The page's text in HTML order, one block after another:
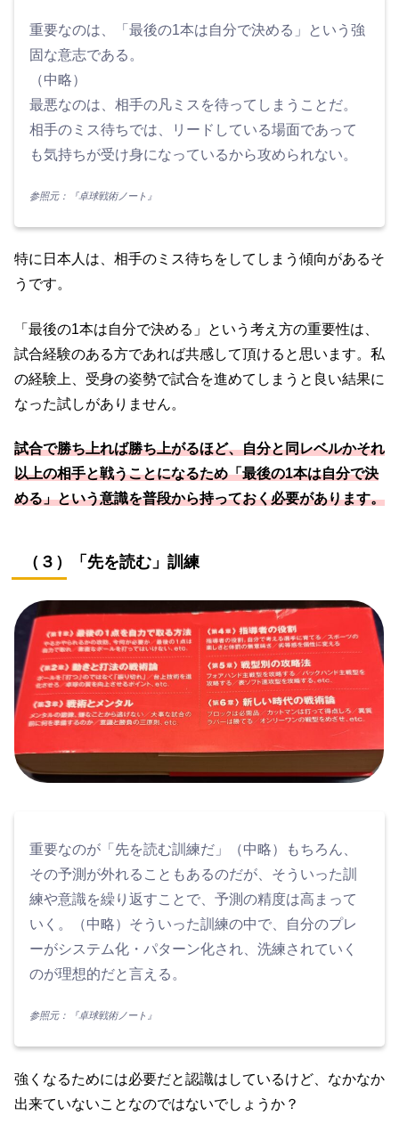
重要なのは、「最後の1本は自分で決める」という強
固な意志である。
（中略）
最悪なのは、相手の凡ミスを待ってしまうことだ。
相手のミス待ちでは、リードしている場面であって
も気持ちが受け身になっているから攻められない。
参照元：『卓球戦術ノート』
特に日本人は、相手のミス待ちをしてしまう傾向があるそ
うです。
「最後の1本は自分で決める」という考え方の重要性は、
試合経験のある方であれば共感して頂けると思います。私
の経験上、受身の姿勢で試合を進めてしまうと良い結果に
なった試しがありません。
試合で勝ち上れば勝ち上がるほど、自分と同レベルかそれ
以上の相手と戦うことになるため「最後の1本は自分で決
める」という意識を普段から持っておく必要があります。
（３）「先を読む」訓練
重要なのが「先を読む訓練だ」（中略）もちろん、
その予測が外れることもあるのだが、そういった訓
練や意識を繰り返すことで、予測の精度は高まって
いく。（中略）そういった訓練の中で、自分のプレ
ーがシステム化・パターン化され、洗練されていく
のが理想的だと言える。
参照元：『卓球戦術ノート』
強くなるためには必要だと認識はしているけど、なかなか
出来ていないことなのではないでしょうか？